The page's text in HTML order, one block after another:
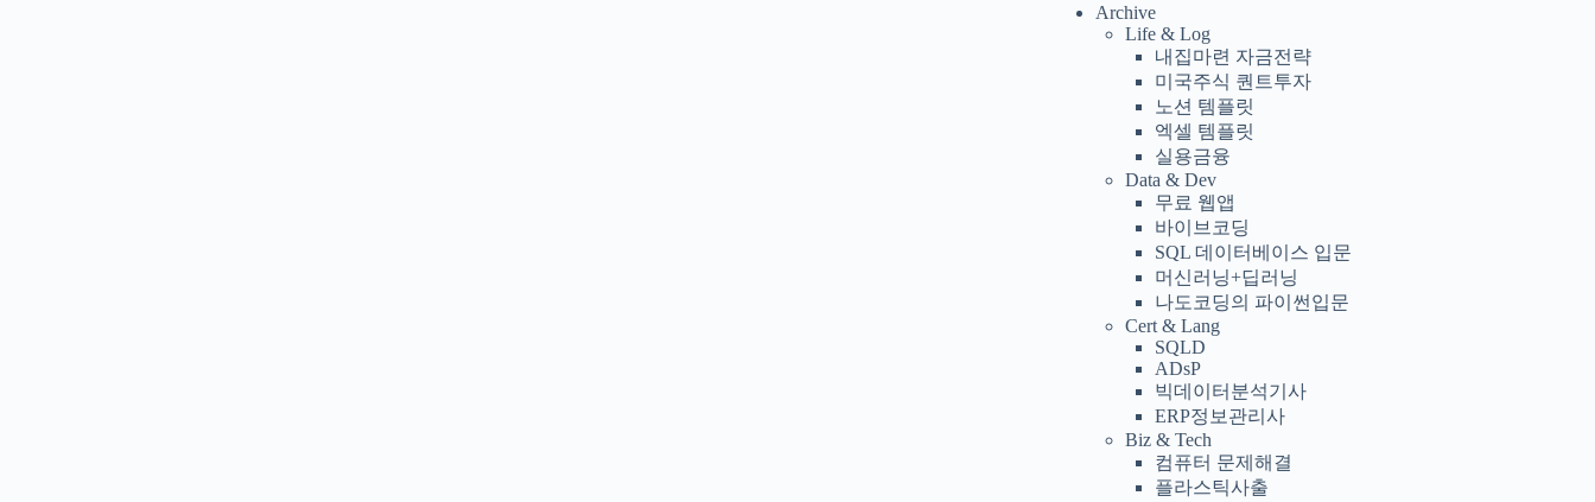
Archive
Life & Log
내집마련 자금전략
미국주식 퀀트투자
노션 템플릿
엑셀 템플릿
실용금융
Data & Dev
무료 웹앱
바이브코딩
SQL 데이터베이스 입문
머신러닝+딥러닝
나도코딩의 파이썬입문
Cert & Lang
SQLD
ADsP
빅데이터분석기사
ERP정보관리사
Biz & Tech
컴퓨터 문제해결
플라스틱사출